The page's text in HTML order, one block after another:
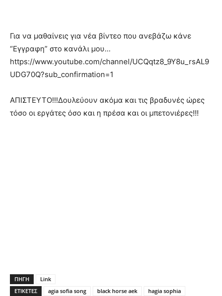
Για να μαθαίνεις για νέα βίντεο που ανεβάζω κάνε
“Εγγραφη” στο κανάλι μου…
https://www.youtube.com/channel/UCQqtz8_9Y8u_rsAL9
UDG70Q?sub_confirmation=1
ΑΠΙΣΤΕΥΤΟ!!!Δουλεύουν ακόμα και τις βραδυνές ώρες
τόσο οι εργάτες όσο και η πρέσα και οι μπετονιέρες!!!
ΠΗΓΗ
Link
ΕΤΙΚΕΤΕΣ
agia sofia song black horse aek hagia sophia